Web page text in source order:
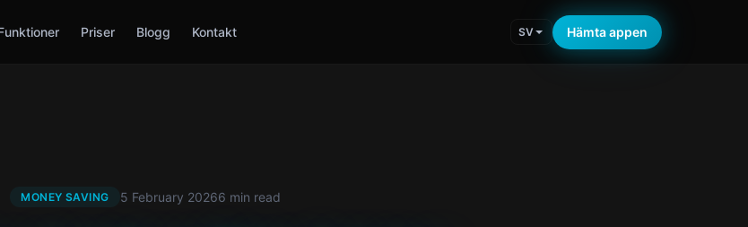
Priser Blogg Kontakt SV Hämta appen
MONEY SAVING 5 February 20266 min read